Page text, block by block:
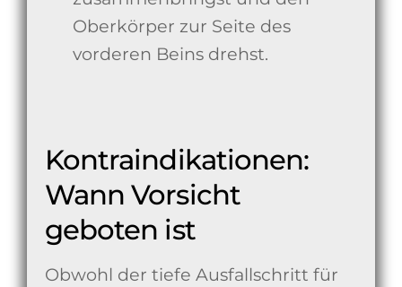
Oberkörper zur Seite des
vorderen Beins drehst.
Kontraindikationen:
Wann Vorsicht
geboten ist
Obwohl der tiefe Ausfallschritt für